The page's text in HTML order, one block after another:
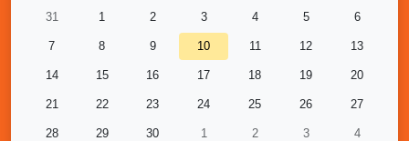
31 1 2 3 4 5 6
7 8 9 10 11 12 13
14 15 16 17 18 19 20
21 22 23 24 25 26 27
28 29 30 1 2 3 4